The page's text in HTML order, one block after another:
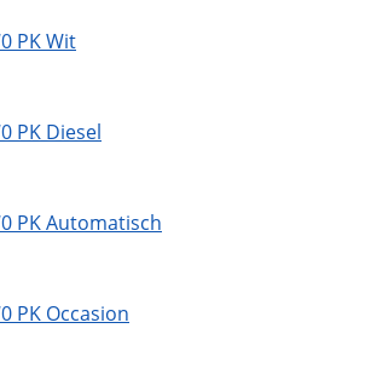
PK Wit
PK Diesel
PK Automatisch
PK Occasion